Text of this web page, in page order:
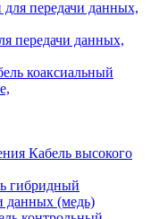
передачи данных,
коаксиальный
Кабель высокого
гибридный
данных (медь)